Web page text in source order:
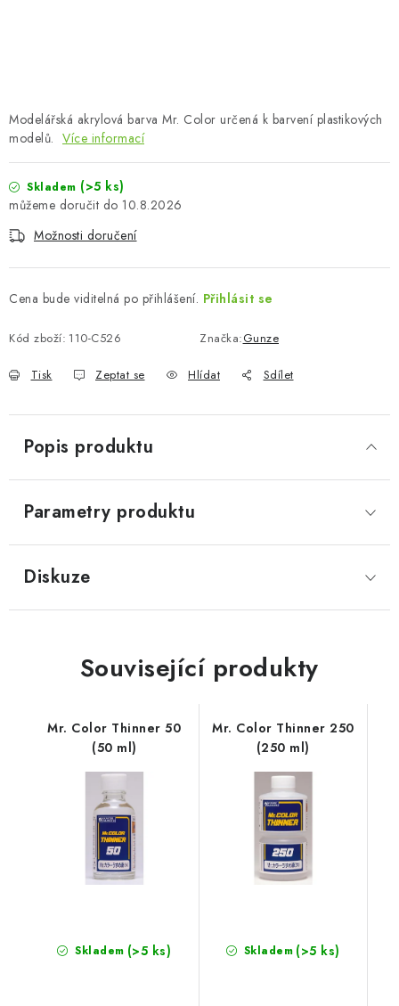
Podmínky ochrany osobních údajů
Reklamační řád
Modelářská akrylová barva Mr. Color určená k barvení plastikových
modelů. Více informací
Skladem (>5 ks)
10.8.2026
Možnosti doručení
Cena bude viditelná po přihlášení. Přihlásit se
Kód zboží: 110-C526 Značka:Gunze
Tisk Zeptat se Hlídat Sdílet
Popis produktu
Parametry produktu
Diskuze
Související produkty
Mr. Color Thinner 50
(50 ml)
Skladem (>5 ks)
Mr. Color Thinner 250
(250 ml)
Skladem (>5 ks)